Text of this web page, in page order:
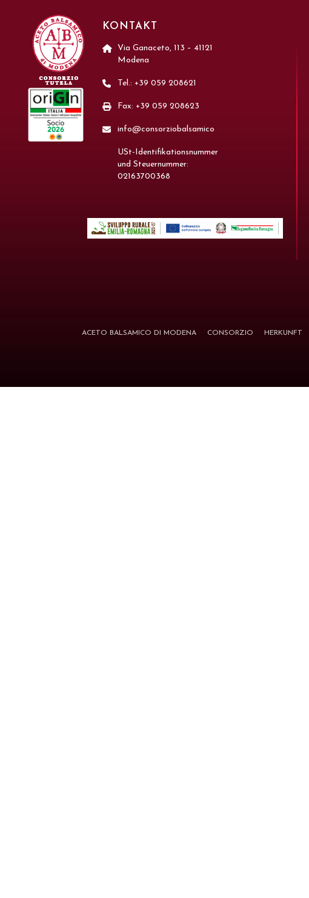
KONTAKT
Via Ganaceto, 113 – 41121
Modena
Tel.: +39 059 208621
Fax: +39 059 208623
info@consorziobalsamico
USt-Identifikationsnummer
und Steuernummer:
02163700368
ACETO BALSAMICO DI MODENA CONSORZIO HERKUNFT